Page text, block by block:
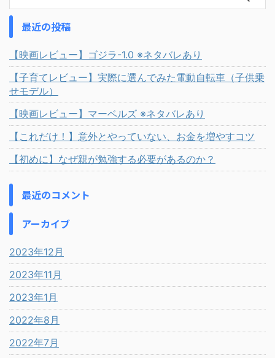
最近の投稿
【映画レビュー】ゴジラ-1.0 ※ネタバレあり
【子育てレビュー】実際に選んでみた電動自転車（子供乗
せモデル）
【映画レビュー】マーベルズ ※ネタバレあり
【これだけ！】意外とやっていない、お金を増やすコツ
【初めに】なぜ親が勉強する必要があるのか？
最近のコメント
アーカイブ
2023年12月
2023年11月
2023年1月
2022年8月
2022年7月